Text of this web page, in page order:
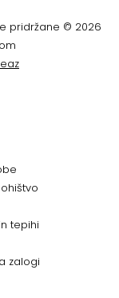
pridržane © 2026
tepihi
zalogi